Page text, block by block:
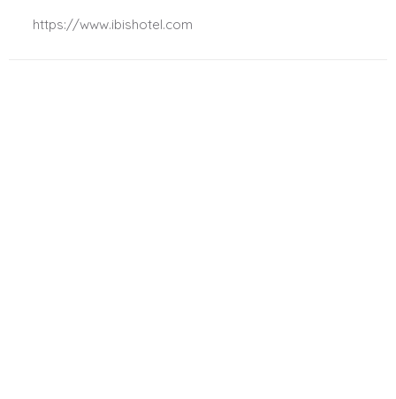
https://www.ibishotel.com